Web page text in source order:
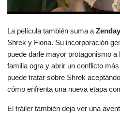
La película también suma a
Shrek y Fiona. Su incorporación
puede darle mayor protagonismo a
familia ogra y abrir un conflicto
puede tratar sobre Shrek
cómo enfrenta una nueva etapa
El tráiler también deja ver una